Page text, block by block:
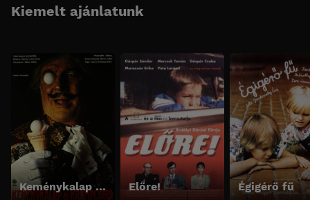
Kiemelt ajánlatunk
Keménykalap és krumpliorr Előre! Égigérő fű